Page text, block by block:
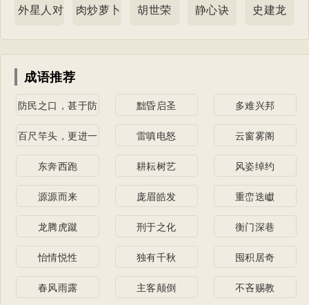
外星人对手 肉炒萝卜丝 胡世荣 静心诀 史建龙
成语推荐
防民之口，甚于防
黜昏启圣 多难兴邦
百尺竿头，更进一
雷嗔电怒 云窗雾阁
东奔西跑 耕耘树艺 风姿绰约
源源而来 庞眉皓发 重峦迭巘
龙腾虎蹴 刑于之化 衡门深巷
怡情悦性 独有千秋 囤积居奇
春风雨露 主客颠倒 不吝赐教